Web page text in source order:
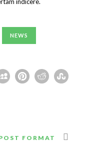
NEWS
FORMAT